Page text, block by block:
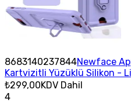
8683140237844Newface
Kartvizitli Yüzüklü Silikon -
₺299,00KDV Dahil
4